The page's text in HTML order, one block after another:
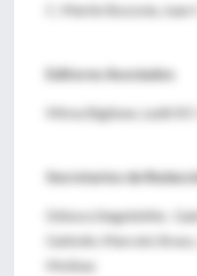
C. Martín Bozzola, Juan
Editores Asociados
Mirna Biglione, Ledit
Secretarios de
Débora Siegelshifer,
Gattolin, Marcelo
Molinas